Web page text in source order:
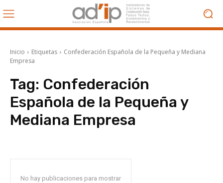
Inicio Etiquetas
Confederación Española de la Pequeña y Mediana
Empresa
Tag: Confederación
Española de la Pequeña y
Mediana Empresa
No hay publicaciones para mostrar